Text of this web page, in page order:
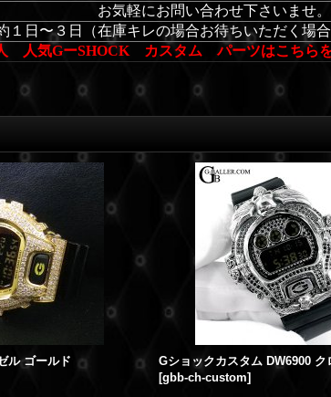
お気軽にお問い合わせ下さいませ。
１日〜３日
（在庫キレの場合お待ちいただく場
人気GーSHOCK カスタム パーツはこちらを
ル ゴールド
[gbb-ch-custom]